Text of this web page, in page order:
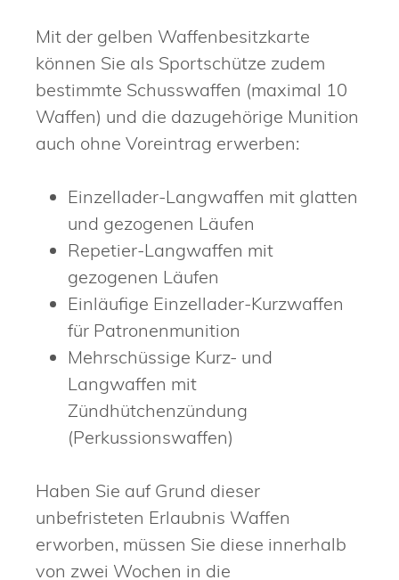
Mit der gelben Waffenbesitzkarte
können Sie als Sportschütze zudem
bestimmte Schusswaffen (maximal 10
Waffen) und die dazugehörige Munition
auch ohne Voreintrag erwerben:
Einzellader-Langwaffen mit glatten
und gezogenen Läufen
Repetier-Langwaffen mit
gezogenen Läufen
Einläufige Einzellader-Kurzwaffen
für Patronenmunition
Mehrschüssige Kurz- und
Langwaffen mit
Zündhütchenzündung
(Perkussionswaffen)
Haben Sie auf Grund dieser
unbefristeten Erlaubnis Waffen
erworben, müssen Sie diese innerhalb
von zwei Wochen in die